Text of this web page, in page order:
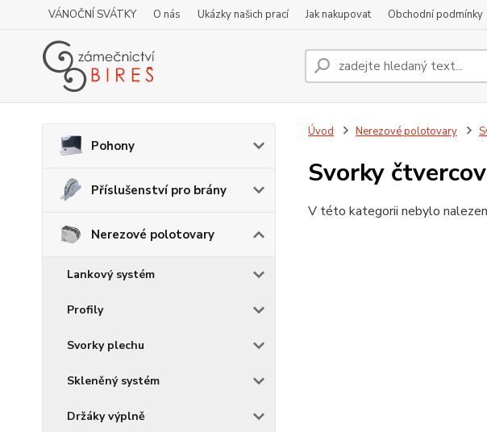
VÁNOČNÍ SVÁTKY O nás Ukázky našich prací Jak nakupovat Obchodní podmínky
Pohony
Příslušenství pro brány
Nerezové polotovary
Lankový systém
Profily
Svorky plechu
Skleněný systém
Držáky výplně
Úvod Nerezové polotovary
Svorky
V této kategorii nebylo